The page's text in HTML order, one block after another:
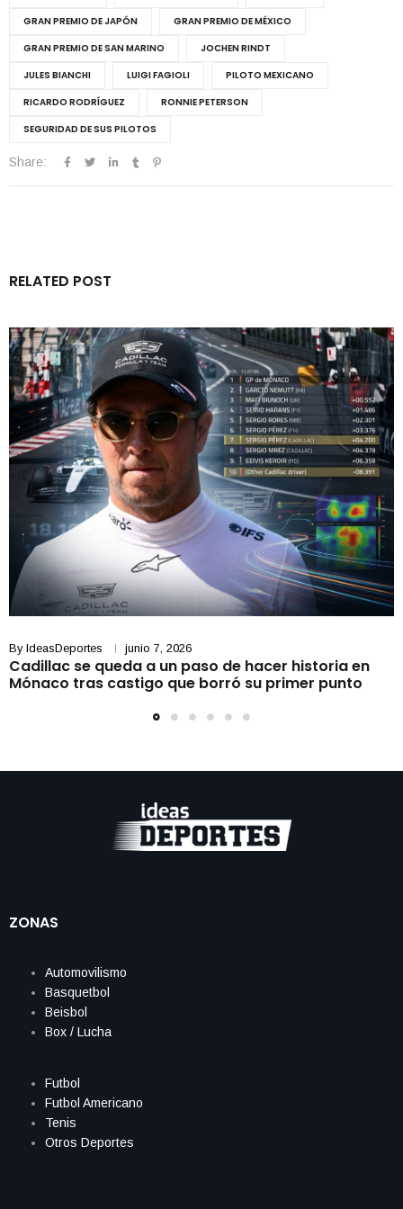
GRAN PREMIO DE JAPÓN
GRAN PREMIO DE MÉXICO
GRAN PREMIO DE SAN MARINO
JOCHEN RINDT
JULES BIANCHI
LUIGI FAGIOLI
PILOTO MEXICANO
RICARDO RODRÍGUEZ
RONNIE PETERSON
SEGURIDAD DE SUS PILOTOS
Share:
RELATED POST
By IdeasDeportes junio 7, 2026
Cadillac se queda a un paso de hacer historia en
Mónaco tras castigo que borró su primer punto
ZONAS
Automovilismo
Basquetbol
Beisbol
Box / Lucha
Futbol
Futbol Americano
Tenis
Otros Deportes